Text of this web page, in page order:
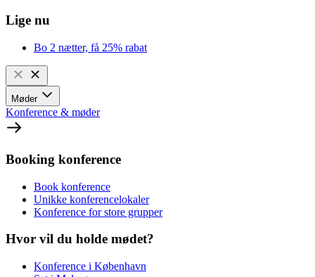
Lige nu
Bo 2 nætter, få 25% rabat
Møder
Konference & møder
Booking konference
Book konference
Unikke konferencelokaler
Konference for store grupper
Hvor vil du holde mødet?
Konference i København